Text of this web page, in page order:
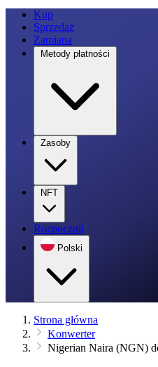
Kup
Sprzedaż
Zamiana
Metody płatności
Zasoby
NFT
Rozpocznij
Polski
Strona główna
Konwerter
Nigerian Naira (NGN)